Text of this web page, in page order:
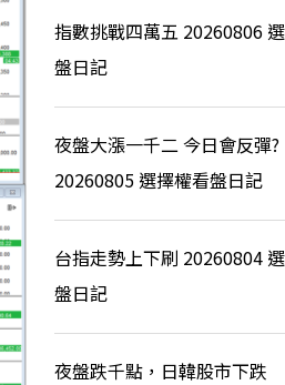
指數挑戰四萬五 20260806
盤日記
夜盤大漲一千二 今日會反彈?
20260805 選擇權看盤日記
台指走勢上下刷 20260804
盤日記
夜盤跌千點，日韓股市下跌